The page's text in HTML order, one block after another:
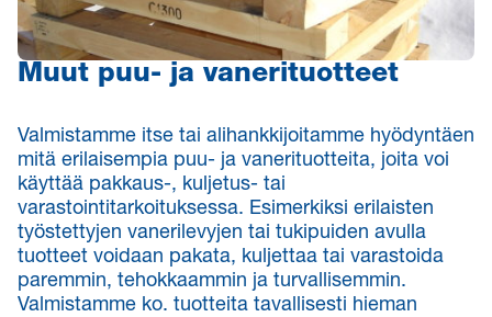
Muut puu- ja vanerituotteet
Valmistamme itse tai alihankkijoitamme hyödyntäen
mitä erilaisempia puu- ja vanerituotteita, joita voi
käyttää pakkaus-, kuljetus- tai
varastointitarkoituksessa. Esimerkiksi erilaisten
työstettyjen vanerilevyjen tai tukipuiden avulla
tuotteet voidaan pakata, kuljettaa tai varastoida
paremmin, tehokkaammin ja turvallisemmin.
Valmistamme ko. tuotteita tavallisesti hieman